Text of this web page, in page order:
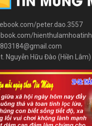
peter.dao.3557
hienthulamhoatinh
Nguyễn Hữu Đào (Hiền Lâm)